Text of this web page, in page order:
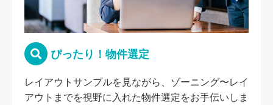
ぴったり！物件選定
レイアウトサンプルを見ながら、ゾーニング〜レイ
アウトまでを視野に入れた物件選定をお手伝いしま